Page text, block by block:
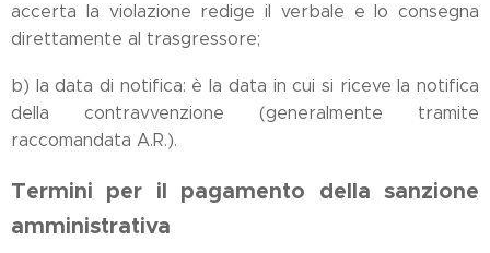
accerta la violazione redige il verbale e lo consegna
direttamente al trasgressore;
b) la data di notifica: è la data in cui si riceve la notifica
della contravvenzione (generalmente tramite
raccomandata A.R.).
Termini per il pagamento della sanzione
amministrativa